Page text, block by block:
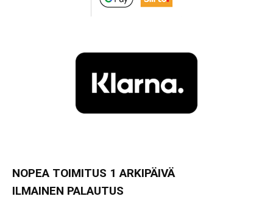
NOPEA TOIMITUS 1 ARKIPÄIVÄ
ILMAINEN PALAUTUS